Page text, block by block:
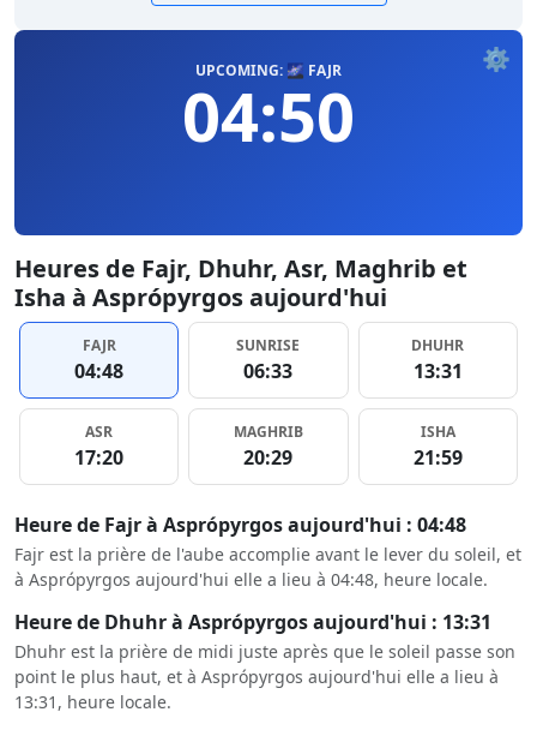
⚙️
UPCOMING: 🌌 FAJR
04:50
Heures de Fajr, Dhuhr, Asr, Maghrib et
Isha à Asprópyrgos aujourd'hui
FAJR
04:48
SUNRISE
06:33
DHUHR
13:31
ASR
17:20
MAGHRIB
20:29
ISHA
21:59
Heure de Fajr à Asprópyrgos aujourd'hui : 04:48
Fajr est la prière de l'aube accomplie avant le lever du soleil, et
à Asprópyrgos aujourd'hui elle a lieu à 04:48, heure locale.
Heure de Dhuhr à Asprópyrgos aujourd'hui : 13:31
Dhuhr est la prière de midi juste après que le soleil passe son
point le plus haut, et à Asprópyrgos aujourd'hui elle a lieu à
13:31, heure locale.